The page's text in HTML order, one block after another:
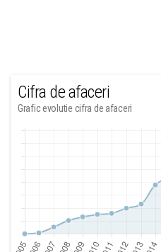
Cifra de afaceri
Grafic evolutie cifra de afaceri